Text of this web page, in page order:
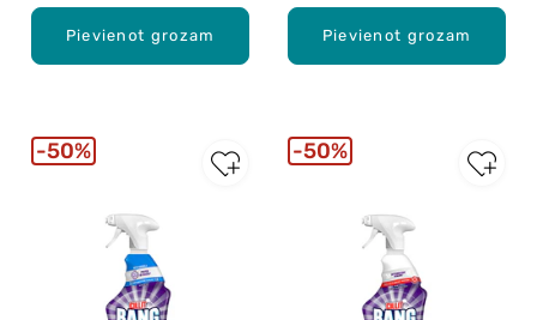
Pievienot grozam Pievienot grozam
50% 50%